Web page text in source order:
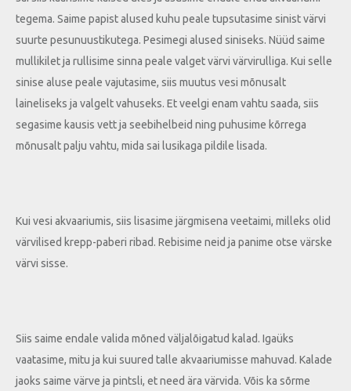
tegema. Saime papist alused kuhu peale tupsutasime sinist värvi
suurte pesunuustikutega. Pesimegi alused siniseks. Nüüd saime
mullikilet ja rullisime sinna peale valget värvi värvirulliga. Kui selle
sinise aluse peale vajutasime, siis muutus vesi mõnusalt
laineliseks ja valgelt vahuseks. Et veelgi enam vahtu saada, siis
segasime kausis vett ja seebihelbeid ning puhusime kõrrega
mõnusalt palju vahtu, mida sai lusikaga pildile lisada.
Kui vesi akvaariumis, siis lisasime järgmisena veetaimi, milleks olid
värvilised krepp-paberi ribad. Rebisime neid ja panime otse värske
värvi sisse.
Siis saime endale valida mõned väljalõigatud kalad. Igaüks
vaatasime, mitu ja kui suured talle akvaariumisse mahuvad. Kalade
jaoks saime värve ja pintsli, et need ära värvida. Võis ka sõrme